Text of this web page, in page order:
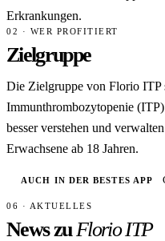
Erkrankungen.
02 · WER PROFITIERT
Zielgruppe
Die Zielgruppe von Florio ITP
Immunthrombozytopenie
besser verstehen und
Erwachsene ab 18 Jahren.
AUCH IN DER BESTES APP
06 · AKTUELLES
News zuFlorio ITP